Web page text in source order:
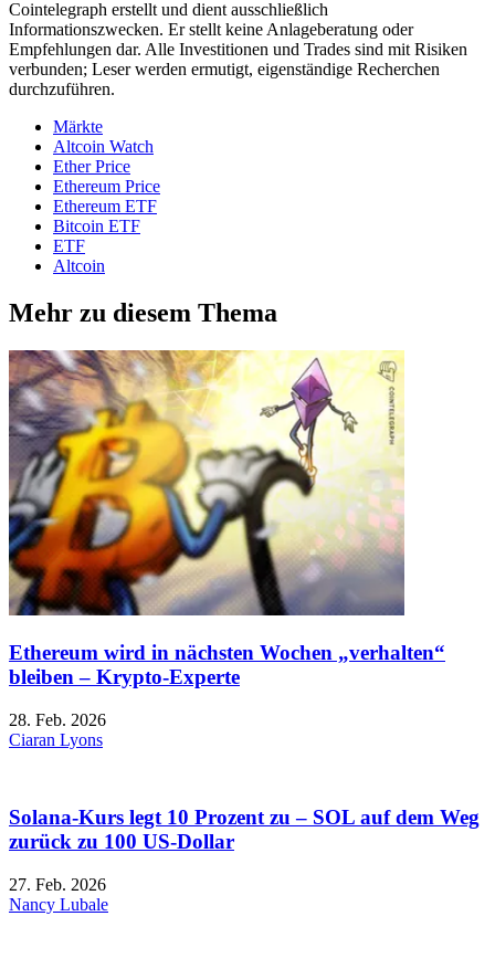
Cointelegraph erstellt und dient ausschließlich
Informationszwecken. Er stellt keine Anlageberatung oder
Empfehlungen dar. Alle Investitionen und Trades sind mit Risiken
verbunden; Leser werden ermutigt, eigenständige Recherchen
durchzuführen.
Märkte
Altcoin Watch
Ether Price
Ethereum Price
Ethereum ETF
Bitcoin ETF
ETF
Altcoin
Mehr zu diesem Thema
Ethereum wird in nächsten Wochen „verhalten“
bleiben – Krypto-Experte
28. Feb. 2026
Ciaran Lyons
Solana-Kurs legt 10 Prozent zu – SOL auf dem Weg
zurück zu 100 US-Dollar
27. Feb. 2026
Nancy Lubale